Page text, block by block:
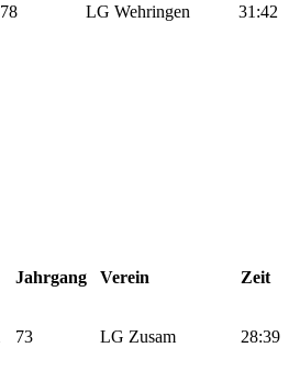
78 LG Wehringen 31:42
Jahrgang Verein Zeit
73 LG Zusam 28:39